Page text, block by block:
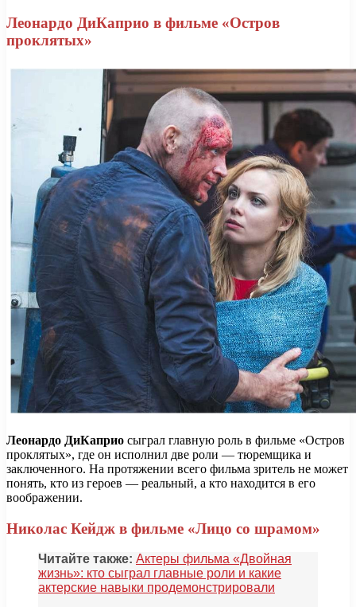
Леонардо ДиКаприо в фильме «Остров
проклятых»
Леонардо ДиКаприо сыграл главную роль в фильме «Остров
проклятых», где он исполнил две роли — тюремщика и
заключенного. На протяжении всего фильма зритель не может
понять, кто из героев — реальный, а кто находится в его
воображении.
Николас Кейдж в фильме «Лицо со шрамом»
Читайте также: Актеры фильма «Двойная
жизнь»: кто сыграл главные роли и какие
актерские навыки продемонстрировали